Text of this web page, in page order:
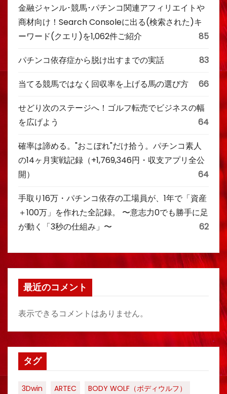
金融ジャンル･競馬･パチンコ関連アフィリエイトや
商材向け！Search Consoleに出る(検索された)キ
ーワード(クエリ)を1,062件ご紹介
85
パチンコ依存症から脱け出すまでの実話 83
当てる競馬ではなく回収率を上げる馬の選び方 66
せどり次のステージへ！ゴルフ転売でビジネスの幅
を広げよう
64
確率は諦める。"おこぼれ"だけ拾う。パチンコ素人
の14ヶ月実戦記録（+1,769,346円・収支アプリ全公
開）
64
手取り16万・パチンコ依存の工場員が、1年で「資産
＋100万」を作れた全記録。 〜意志力0でも勝手に足
が動く「3秒の仕組み」〜
62
最近のコメント
表示できるコメントはありません。
タグ
3Dwin ARTEC
BODY WOLF（ボディウルフ）